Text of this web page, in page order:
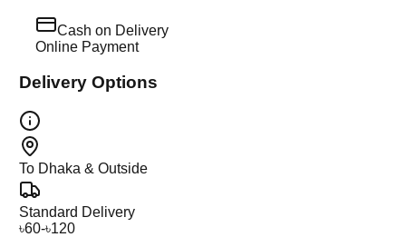
Cash on Delivery
Online Payment
Delivery Options
To Dhaka & Outside
Standard Delivery
৳60-৳120